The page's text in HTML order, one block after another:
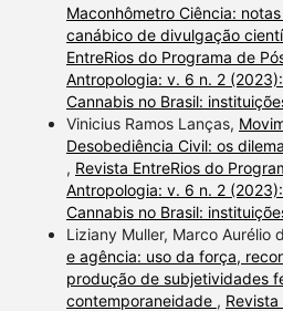
Maconhômetro Ciência:
canábico de divulgação
EntreRios do Programa de
Antropologia: v. 6 n. 2
Cannabis no Brasil:
Vinicius Ramos Lanças,
Desobediência Civil: os
, Revista EntreRios do
Antropologia: v. 6 n. 2
Cannabis no Brasil:
Liziany Muller, Marco Aurélio
e agência: uso da força,
produção de subjetividades
contemporaneidade ,